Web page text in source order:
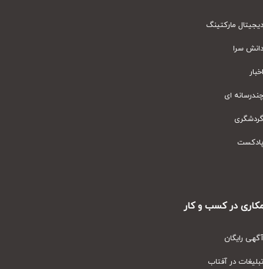
مارکتینگ
سرا
ای
در کسب و کار
رایگان
در آفتاب